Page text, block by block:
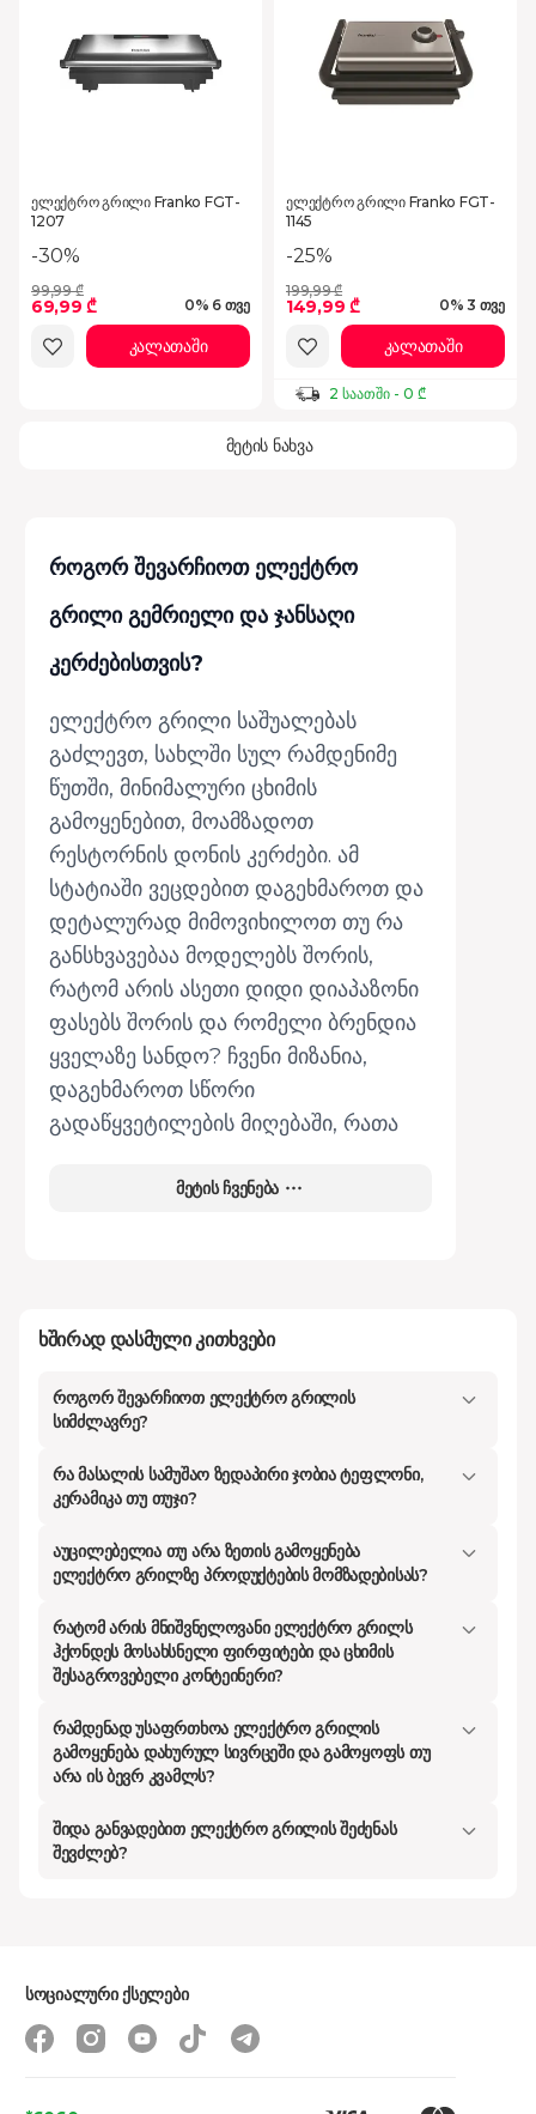
ელექტრო გრილი Franko FGT-
1207
-30%
99,99 ₾
69,99 ₾ 0% 6 თვე
კალათაში
ელექტრო გრილი Franko FGT-
1145
-25%
199,99 ₾
149,99 ₾ 0% 3 თვე
2 საათში - 0 ₾
კალათაში
მეტის ნახვა
როგორ შევარჩიოთ ელექტრო
გრილი გემრიელი და ჯანსაღი
კერძებისთვის?
ელექტრო გრილი საშუალებას
გაძლევთ, სახლში სულ რამდენიმე
წუთში, მინიმალური ცხიმის
გამოყენებით, მოამზადოთ
რესტორნის დონის კერძები. ამ
სტატიაში ვეცდებით დაგეხმაროთ და
დეტალურად მიმოვიხილოთ თუ რა
განსხვავებაა მოდელებს შორის,
რატომ არის ასეთი დიდი დიაპაზონი
ფასებს შორის და რომელი ბრენდია
ყველაზე სანდო? ჩვენი მიზანია,
დაგეხმაროთ სწორი
გადაწყვეტილების მიღებაში, რათა
და საუკეთესო ვარიანტი.
შეარჩიოთ როგორც ბიუჯეტური, ისე
პრემიუმ კატეგორიიდან.
რატომ უნდა შეიძინო ელექტრო გრილი
მომზადებულსა და გრილზე შემწვარს
შორის?
ელექტრო გრილი ორივე მხრიდან
თანაბრად ამუშავებს პროდუქტს, რაც
იმას ნიშნავს, რომ წვენი შიგნით
რჩება, ზედაპირზე კი ის სასურველი
ხრაშუნა კანი იქმნება, რომელიც
ყველას ასე ძალიან გვიყვარს. გარდა
ამისა, ზედმეტი ცხიმი სპეციალურ
კონტეინერში იწურება, რაც კერძს
ბევრად უფრო მსუბუქს ხდის.
და Ardesto-ს მოდელები იდეალური
არჩევანია მარტივი კერძების
მოსამზადებლად, მაგალითად
მეტის ჩვენება
ხშირად დასმული კითხვები
როგორ შევარჩიოთ ელექტრო გრილის
სიმძლავრე?
რა მასალის სამუშაო ზედაპირი ჯობია ტეფლონი,
კერამიკა თუ თუჯი?
აუცილებელია თუ არა ზეთის გამოყენება
ელექტრო გრილზე პროდუქტების მომზადებისას?
რატომ არის მნიშვნელოვანი ელექტრო გრილს
ჰქონდეს მოსახსნელი ფირფიტები და ცხიმის
შესაგროვებელი კონტეინერი?
რამდენად უსაფრთხოა ელექტრო გრილის
გამოყენება დახურულ სივრცეში და გამოყოფს თუ
არა ის ბევრ კვამლს?
შიდა განვადებით ელექტრო გრილის შეძენას
შევძლებ?
სოციალური ქსელები